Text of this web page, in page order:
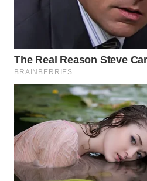
WN
SOLO
WN
BOROBUDUR
WN
MADURA